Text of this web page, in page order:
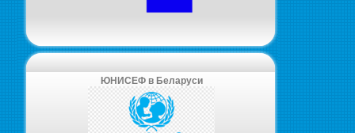
ЮНИСЕФ в Беларуси